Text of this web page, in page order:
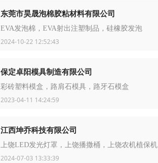
东莞市昊晟泡棉胶粘材料有限公司
EVA发泡棉，EVA射出注塑制品，硅橡胶发泡
2024-10-22 12:52:43
保定卓阳模具制造有限公司
彩砖塑料模盒，路肩石模具，路牙石模盒
2023-04-11 14:24:59
江西坤乔科技有限公司
上饶LED发光灯罩，上饶播撒桶，上饶农机植保机
2024-07-03 13:33:39